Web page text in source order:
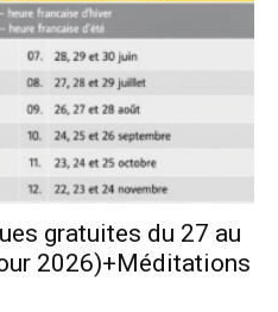
gratuites du 27 au
2026)+Méditations